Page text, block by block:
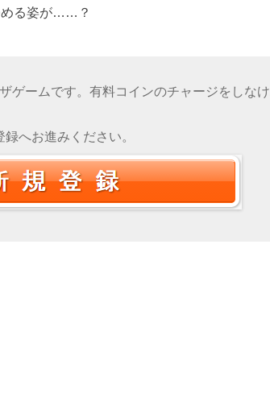
める姿が……？
ゲームです。有料コインのチャージをしな
へお進みください。